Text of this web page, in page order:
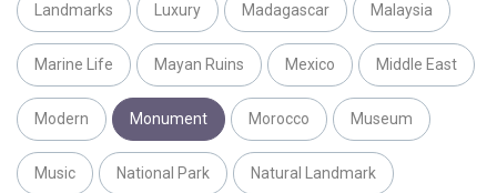
Landmarks Luxury Madagascar Malaysia
Marine Life Mayan Ruins Mexico Middle East
Modern Monument Morocco Museum
Music National Park Natural Landmark